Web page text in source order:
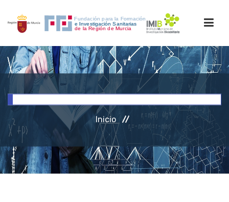
INICIO
INVESTIGACIÓN
RRHH
Inicio